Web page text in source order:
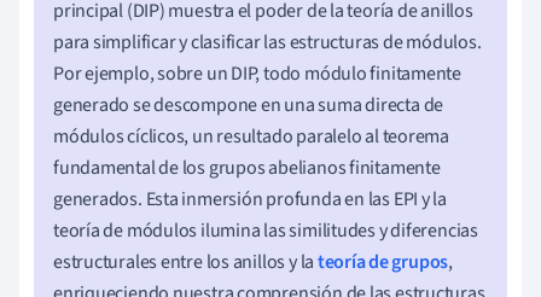
principal (DIP) muestra el poder de la teoría de anillos
para simplificar y clasificar las estructuras de módulos.
Por ejemplo, sobre un DIP, todo módulo finitamente
generado se descompone en una suma directa de
módulos cíclicos, un resultado paralelo al teorema
fundamental de los grupos abelianos finitamente
generados. Esta inmersión profunda en las EPI y la
teoría de módulos ilumina las similitudes y diferencias
estructurales entre los anillos y lateoría de grupos,